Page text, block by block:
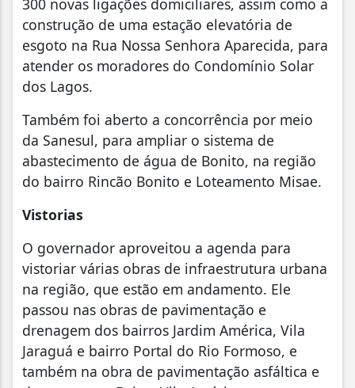
300 novas ligações domiciliares, assim como a
construção de uma estação elevatória de
esgoto na Rua Nossa Senhora Aparecida, para
atender os moradores do Condomínio Solar
dos Lagos.
Também foi aberto a concorrência por meio
da Sanesul, para ampliar o sistema de
abastecimento de água de Bonito, na região
do bairro Rincão Bonito e Loteamento Misae.
Vistorias
O governador aproveitou a agenda para
vistoriar várias obras de infraestrutura urbana
na região, que estão em andamento. Ele
passou nas obras de pavimentação e
drenagem dos bairros Jardim América, Vila
Jaraguá e bairro Portal do Rio Formoso, e
também na obra de pavimentação asfáltica e